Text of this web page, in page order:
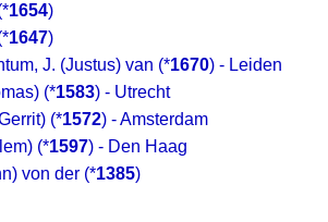
1654)
1647)
J. (Justus) van (*1670) - Leiden
(*1583) - Utrecht
(*1572) - Amsterdam
(*1597) - Den Haag
von der (*1385)